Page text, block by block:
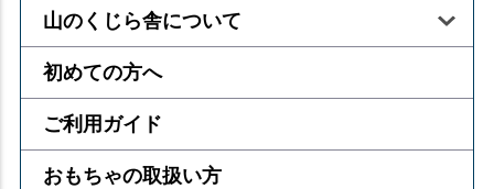
山のくじら舎について
初めての方へ
ご利用ガイド
おもちゃの取扱い方